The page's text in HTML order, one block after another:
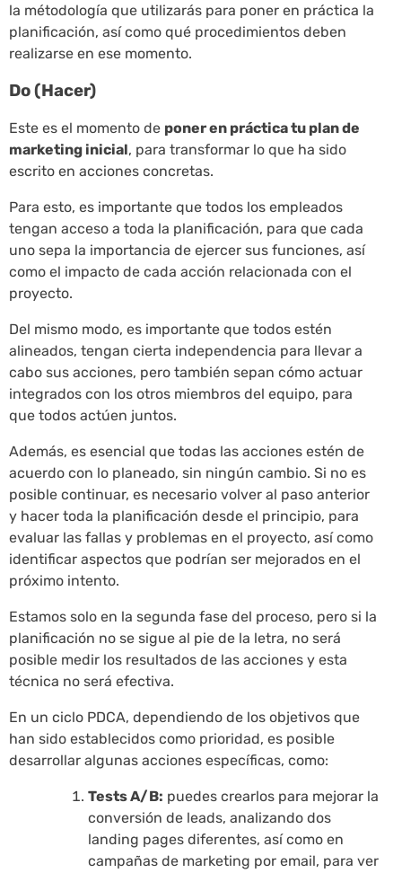
la métodología que utilizarás para poner en práctica la
planificación, así como qué procedimientos deben
realizarse en ese momento.
Do (Hacer)
Este es el momento de poner en práctica tu plan de
marketing inicial, para transformar lo que ha sido
escrito en acciones concretas.
Para esto, es importante que todos los empleados
tengan acceso a toda la planificación, para que cada
uno sepa la importancia de ejercer sus funciones, así
como el impacto de cada acción relacionada con el
proyecto.
Del mismo modo, es importante que todos estén
alineados, tengan cierta independencia para llevar a
cabo sus acciones, pero también sepan cómo actuar
integrados con los otros miembros del equipo, para
que todos actúen juntos.
Además, es esencial que todas las acciones estén de
acuerdo con lo planeado, sin ningún cambio. Si no es
posible continuar, es necesario volver al paso anterior
y hacer toda la planificación desde el principio, para
evaluar las fallas y problemas en el proyecto, así como
identificar aspectos que podrían ser mejorados en el
próximo intento.
Estamos solo en la segunda fase del proceso, pero si la
planificación no se sigue al pie de la letra, no será
posible medir los resultados de las acciones y esta
técnica no será efectiva.
En un ciclo PDCA, dependiendo de los objetivos que
han sido establecidos como prioridad, es posible
desarrollar algunas acciones específicas, como:
Tests A/B: puedes crearlos para mejorar la
conversión de leads, analizando dos
landing pages diferentes, así como en
campañas de marketing por email, para ver